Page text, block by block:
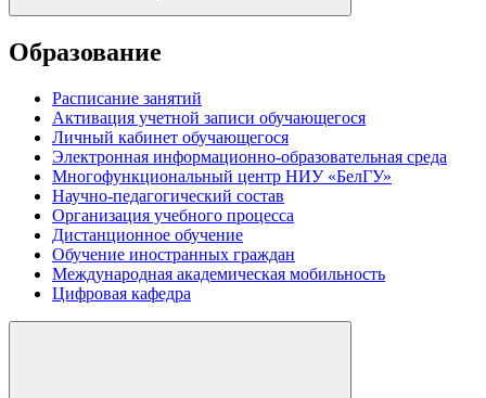
Образование
Расписание занятий
Активация учетной записи обучающегося
Личный кабинет обучающегося
Электронная информационно-образовательная среда
Многофункциональный центр НИУ «БелГУ»
Научно-педагогический состав
Организация учебного процесса
Дистанционное обучение
Обучение иностранных граждан
Международная академическая мобильность
Цифровая кафедра